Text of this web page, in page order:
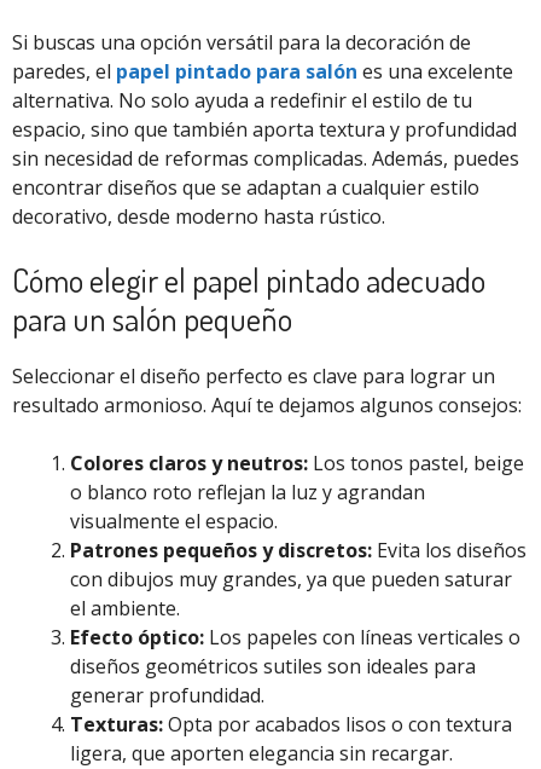
Si buscas una opción versátil para la decoración de
paredes, el papel pintado para salón es una excelente
alternativa. No solo ayuda a redefinir el estilo de tu
espacio, sino que también aporta textura y profundidad
sin necesidad de reformas complicadas. Además, puedes
encontrar diseños que se adaptan a cualquier estilo
decorativo, desde moderno hasta rústico.
Cómo elegir el papel pintado adecuado
para un salón pequeño
Seleccionar el diseño perfecto es clave para lograr un
resultado armonioso. Aquí te dejamos algunos consejos:
Colores claros y neutros: Los tonos pastel, beige
o blanco roto reflejan la luz y agrandan
visualmente el espacio.
Patrones pequeños y discretos: Evita los diseños
con dibujos muy grandes, ya que pueden saturar
el ambiente.
Efecto óptico: Los papeles con líneas verticales o
diseños geométricos sutiles son ideales para
generar profundidad.
Texturas:Opta por acabados lisos o con textura
ligera, que aporten elegancia sin recargar.